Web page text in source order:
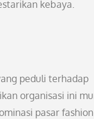
kebaya.
peduli terhadap
organisasi ini
pasar fashion